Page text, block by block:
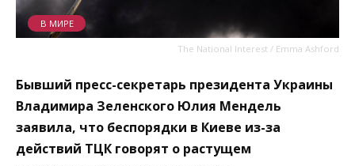
The National Interest / Emma Ashford
В МИРЕ
Бывший пресс-секретарь президента Украины
Владимира Зеленского Юлия Мендель
заявила, что беспорядки в Киеве из-за
действий ТЦК говорят о растущем